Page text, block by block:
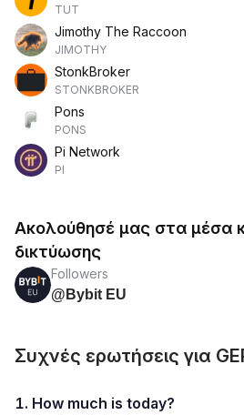
TUT
Jimothy The Raccoon
JIMOTHY
StonkBroker
STONKBROKER
Pons
PONS
Pi Network
PI
Ακολούθησέ μας στα μέσα
δικτύωσης
Followers
@Bybit EU
Συχνές ερωτήσεις για
1. How much is today?